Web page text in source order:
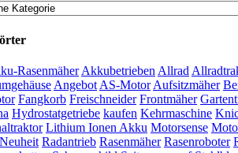
Rasenmäher Akkubetrieben Allrad
Angebot AS-Motor Aufsitzmäher
Fangkorb Freischneider Frontmäher
Hydrostatgetriebe kaufen Kehrmaschine
Lithium Ionen Akku Motorsense
Neuheit Radantrieb Rasenmäher Rasenroboter